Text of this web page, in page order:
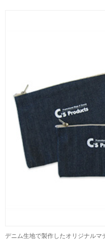
デニム生地で製作したオリジナルマ